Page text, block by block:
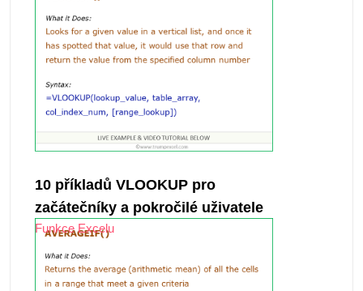
10 příkladů VLOOKUP pro
začátečníky a pokročilé uživatele
Funkce Excelu